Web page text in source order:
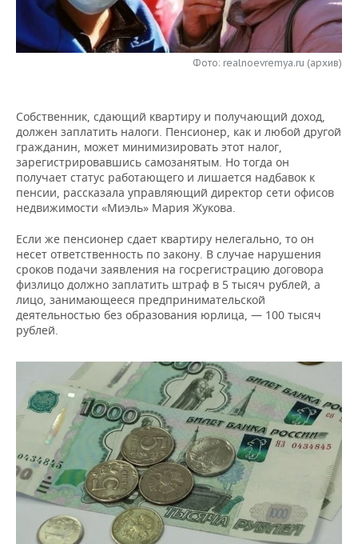
НЕФТЕХИМИЯ
НЕФТЬ
ЭНЕРГЕТИКА
РОЗНИЧНАЯ ТОРГОВЛЯ
НОВОСТИ ТЕХНОЛОГИЙ
ТЕЛЕКОММУНИКАЦИИ
МЕРОПРИЯТИЯ
БИЗНЕС-БРАНЧИ
ONLINE-КОНФЕРЕНЦИИ
ОТКРЫТАЯ ЛЕКЦИЯ
ФУТБОЛ
ХОККЕЙ
БАСКЕТБОЛ
ВОЛЕЙБОЛ
КИБЕРСПОРТ
ФИГУРНОЕ КАТАНИЕ
ВОДНЫЕ ВИДЫ СПОРТА
ХОККЕЙ С МЯЧОМ
НОВОСТИ ОБЩЕСТВА
ВЛАСТЬ
ИНФРАСТРУКТУРА
ИСТОРИЯ
КУЛЬТУРА
МЕДИЦИНА
ОБРАЗОВАНИЕ
ПРОИСШЕСТВИЯ
ФОТОГАЛЕРЕЯ
СЮЖЕТЫ
СПРАВОЧНИК
СПИСОК ПЕРСОН
СПИСОК КОМПАНИЙ
ПОЛНАЯ ВЕРСИЯ
Фото: realnoevremya.ru (архив)
Собственник, сдающий квартиру и получающий доход,
должен заплатить налоги. Пенсионер, как и любой другой
гражданин, может минимизировать этот налог,
зарегистрировавшись самозанятым. Но тогда он
получает статус работающего и лишается надбавок к
пенсии, рассказала управляющий директор сети офисов
недвижимости «Миэль» Мария Жукова.
Если же пенсионер сдает квартиру нелегально, то он
несет ответственность по закону. В случае нарушения
сроков подачи заявления на госрегистрацию договора
физлицо должно заплатить штраф в 5 тысяч рублей, а
лицо, занимающееся предпринимательской
деятельностью без образования юрлица, — 100 тысяч
рублей.